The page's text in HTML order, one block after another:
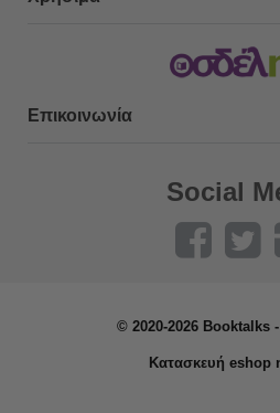
Επικοινωνία
Social
© 2020-2026 Booktalks
Κατασκευή eshop